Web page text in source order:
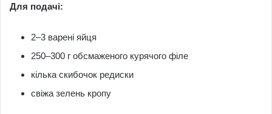
Для подачі:
2–3 варені яйця
250–300 г обсмаженого курячого філе
кілька скибочок редиски
свіжа зелень кропу